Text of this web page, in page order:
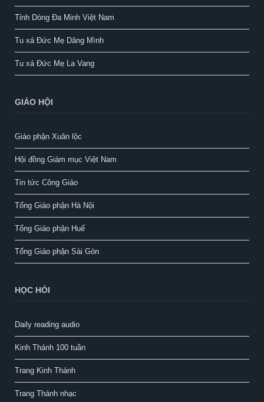
Tỉnh Dòng Đa Minh Việt Nam
Tu xá Đức Mẹ Dâng Mình
Tu xá Đức Mẹ La Vang
GIÁO HỘI
Giáo phận Xuân lộc
Hội đồng Giám mục Việt Nam
Tin tức Công Giáo
Tổng Giáo phận Hà Nội
Tổng Giáo phận Huế
Tổng Giáo phận Sài Gòn
HỌC HỎI
Daily reading audio
Kinh Thánh 100 tuần
Trang Kinh Thánh
Trang Thánh nhạc